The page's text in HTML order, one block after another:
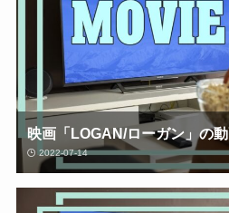
映画「LOGAN/ローガン」の
2022-07-14